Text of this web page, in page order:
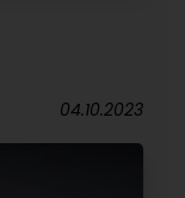
04.10.2023